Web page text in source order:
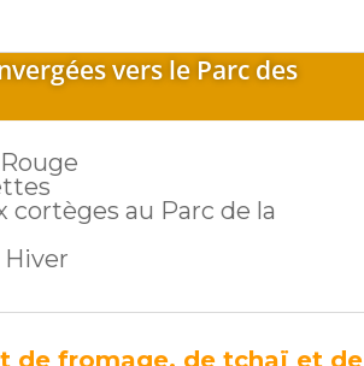
vers le Parc des
au Parc de la